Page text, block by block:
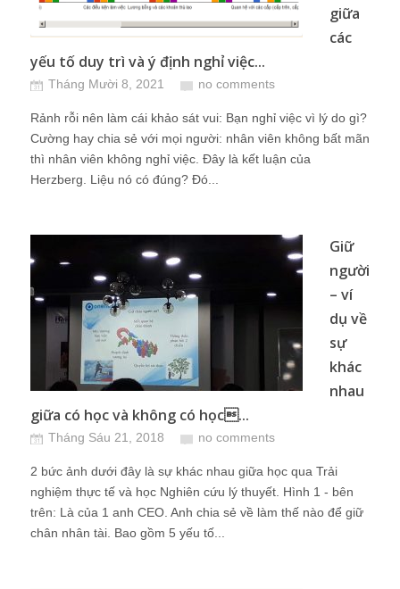
giữa
các
yếu tố duy trì và ý định nghỉ việc...
Tháng Mười 8, 2021 no comments
Rảnh rỗi nên làm cái khảo sát vui: Bạn nghỉ việc vì lý do gì?
Cường hay chia sẻ với mọi người: nhân viên không bất mãn
thì nhân viên không nghỉ việc. Đây là kết luận của
Herzberg. Liệu nó có đúng? Đó...
Giữ
người
– ví
dụ về
sự
khác
nhau
giữa có học và không có học...
Tháng Sáu 21, 2018 no comments
2 bức ảnh dưới đây là sự khác nhau giữa học qua Trải
nghiệm thực tế và học Nghiên cứu lý thuyết. Hình 1 - bên
trên: Là của 1 anh CEO. Anh chia sẻ về làm thế nào để giữ
chân nhân tài. Bao gồm 5 yếu tố...